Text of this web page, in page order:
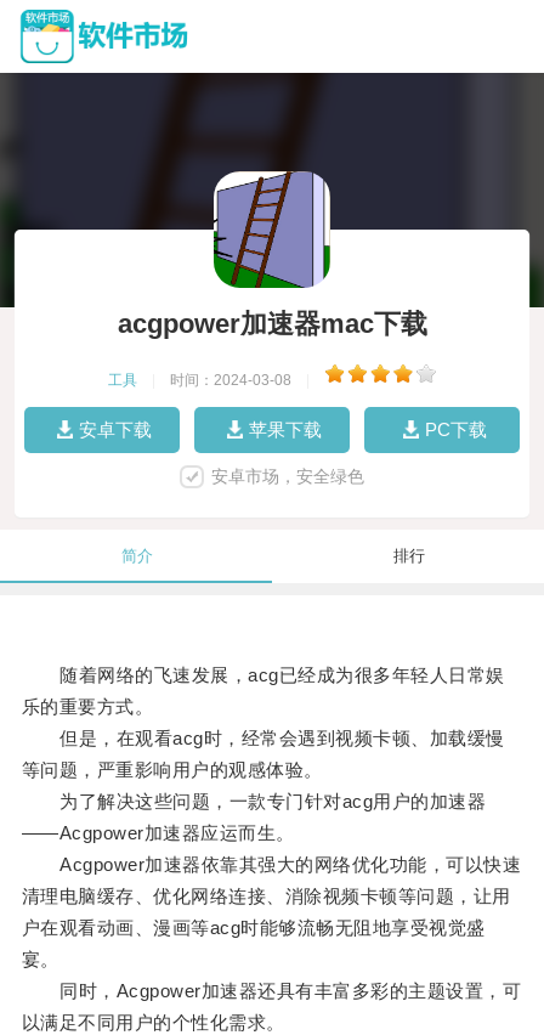
acgpower加速器mac下载
工具 时间：2024-03-08
安卓下载 苹果下载 PC下载
安卓市场，安全绿色
简介 排行
随着网络的飞速发展，acg已经成为很多年轻人日常娱
乐的重要方式。
但是，在观看acg时，经常会遇到视频卡顿、加载缓慢
等问题，严重影响用户的观感体验。
为了解决这些问题，一款专门针对acg用户的加速器
——Acgpower加速器应运而生。
Acgpower加速器依靠其强大的网络优化功能，可以快速
清理电脑缓存、优化网络连接、消除视频卡顿等问题，让用
户在观看动画、漫画等acg时能够流畅无阻地享受视觉盛
宴。
同时，Acgpower加速器还具有丰富多彩的主题设置，可
以满足不同用户的个性化需求。